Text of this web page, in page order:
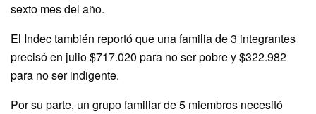
sexto mes del año.
El Indec también reportó que una familia de 3 integrantes
precisó en julio $717.020 para no ser pobre y $322.982
para no ser indigente.
Por su parte, un grupo familiar de 5 miembros necesitó